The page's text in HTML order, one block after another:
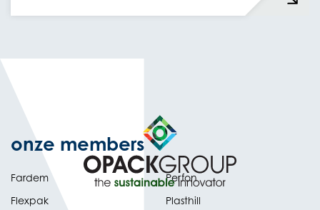
onze members
Fardem
Flexpak
Perfon
Plasthill